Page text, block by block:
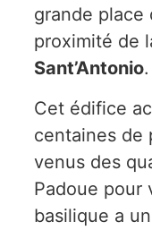
grande place
proximité de
Sant’Antonio.
Cet édifice
centaines de
venus des
Padoue pour
basilique a